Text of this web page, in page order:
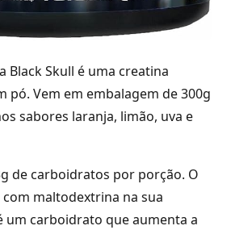
Black Skull é uma creatina
pó. Vem em embalagem de 300g
sabores laranja, limão, uva e
de carboidratos por porção. O
maltodextrina na sua
um carboidrato que aumenta a